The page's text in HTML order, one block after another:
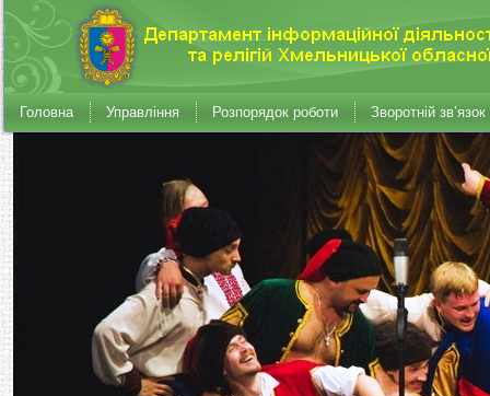
Головна Управління Розпорядок роботи Зворотній зв’язок